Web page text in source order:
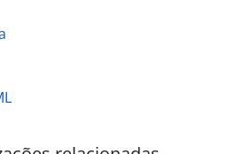
- Livro de matrícula de alunos do Instituto Normal Ateneu Provincial, 1873 - 1882
- Livro de matrícula de alunos do curso normal, 1892 - 1907
de Registro de termos de visitas da Escola Mista de 3ªentrância na ''Fonte Grande'' (Instrução Pública), 1914 - 1921
- Livro de termo de exames do colégio Espírito Santo (Instrução Pública), 1868 - 1872